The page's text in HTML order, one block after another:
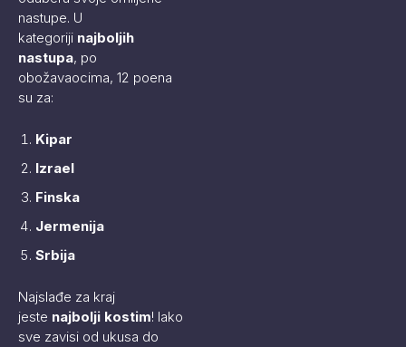
nastupe. U
kategoriji najboljih
nastupa, po
obožavaocima, 12 poena
su za:
Kipar
Izrael
Finska
Jermenija
Srbija
Najslađe za kraj
jeste najbolji kostim! Iako
sve zavisi od ukusa do